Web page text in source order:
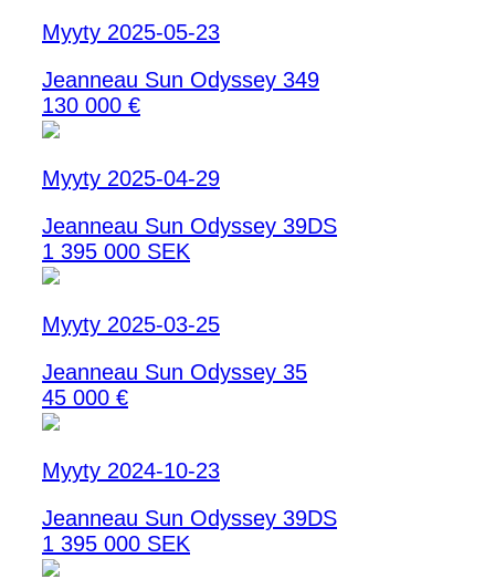
Myyty 2025-05-23
Jeanneau Sun Odyssey 349
130 000 €
Myyty 2025-04-29
Jeanneau Sun Odyssey 39DS
1 395 000 SEK
Myyty 2025-03-25
Jeanneau Sun Odyssey 35
45 000 €
Myyty 2024-10-23
Jeanneau Sun Odyssey 39DS
1 395 000 SEK